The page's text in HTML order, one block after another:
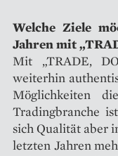
Welche Ziele
Jahren mit
Mit „TRADE,
weiterhin
Möglichkeiten
Tradingbranche
sich Qualität aber
letzten Jahren